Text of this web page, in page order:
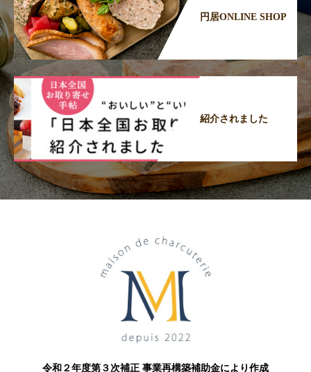
円居ONLINE SHOP
紹介されました
令和２年度第３次補正 事業再構築補助金により作成